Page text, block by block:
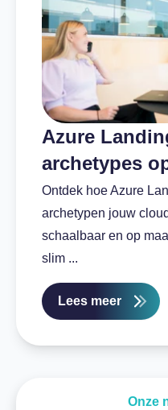
Azure
archetypes
Ontdek hoe Azure
archetypen jouw
schaalbaar en op
slim ...
Lees meer
Onze